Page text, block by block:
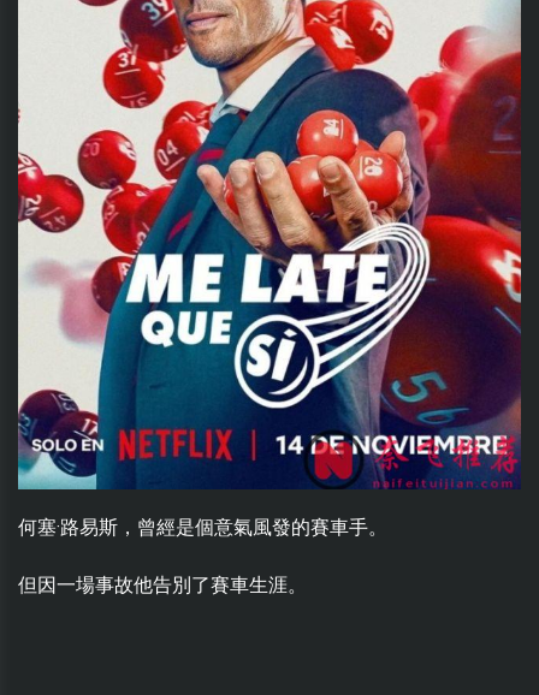
何塞·路易斯，曾經是個意氣風發的賽車手。
但因一場事故他告別了賽車生涯。